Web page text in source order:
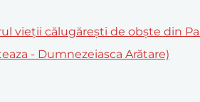
vieții călugărești de obște din
- Dumnezeiasca Arătare)